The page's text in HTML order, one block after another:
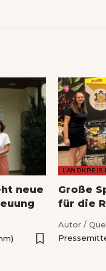
neue
LANDKREIS
Große
für die
Autor /